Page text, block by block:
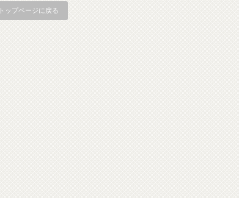
トップページに戻る